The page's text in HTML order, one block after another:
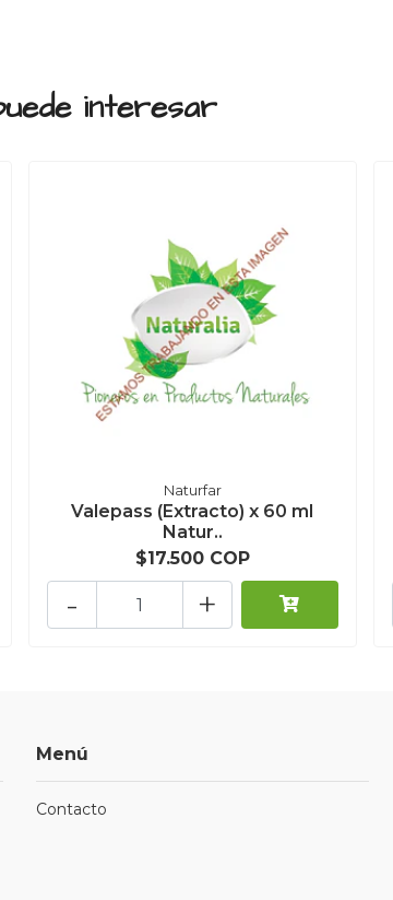
interesar
Naturfar
Valepass (Extracto) x 60 ml
Natur..
$17.500 COP
+
-
Menú
Contacto